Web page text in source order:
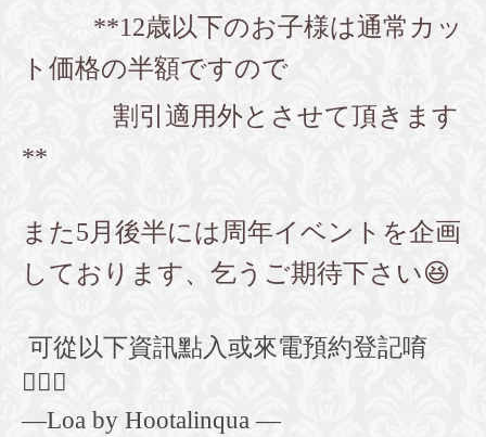
**12歳以下のお子様は通常カッ
ト価格の半額ですので
割引適用外とさせて頂きます
**
また5月後半には周年イベントを企画
しております、乞うご期待下さい😆
可從以下資訊點入或來電預約登記唷
💁🏻‍♀️
—Loa by Hootalinqua —